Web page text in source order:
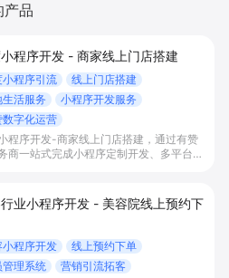
产品
程序开发 - 商家线上门店搭建
小程序引流
线上门店搭建
生活服务
小程序开发服务
数字化运营
程序开发-商家线上门店搭建，通过有赞
商一站式完成小程序定制开发、多平台联
店与下单转化。
业小程序开发 - 美容院线上预约下
小程序开发
线上预约下单
管理系统
营销引流拓客